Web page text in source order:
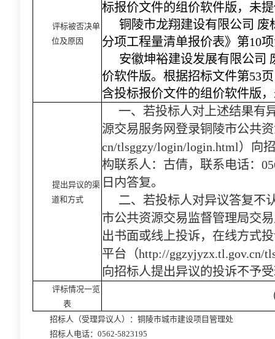
评标被否决单
位及原因
标报价文件的组价软件版，未
铜陵市龙翔建设有限公司 废
分项工程量清单报价表》第10
安徽坤裕建设发展有限公司
价软件版。根据招标文件第53
含投标报价文件的组价软件版
提出异议的渠
道和方式
一、若投标人对上述结果有
源交易服务网登录铜陵市公共
cn/tlsggzy/login/login.html）向
构联系人：古倩，联系电话：
日内答复。
二、若投标人对异议答复不
市公共资源交易监督管理局交
出书面或线上投诉，在线方式
平台（http://ggzyjyzx.tl.gov.cn/
向招标人提出异议的投诉不予
评标情况一览
表
招标人（受理异议人）：铜陵市城市建设项目管理处
招标人电话： 0562-5823195